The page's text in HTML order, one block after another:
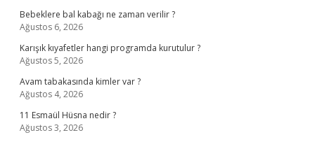
Bebeklere bal kabağı ne zaman verilir ?
Ağustos 6, 2026
Karışık kıyafetler hangi programda kurutulur ?
Ağustos 5, 2026
Avam tabakasında kimler var ?
Ağustos 4, 2026
11 Esmaül Hüsna nedir ?
Ağustos 3, 2026